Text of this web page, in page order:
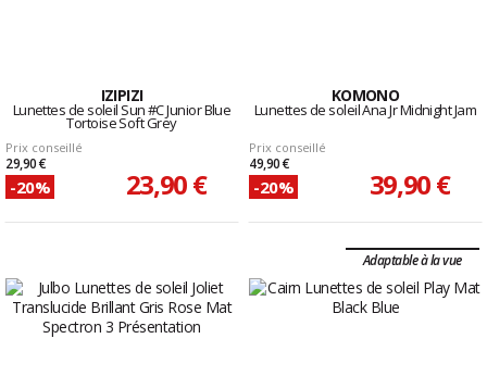
IZIPIZI
Lunettes de soleil Sun #C Junior Blue
Tortoise Soft Grey
Prix conseillé
29,90 €
-20% 23,90 €
KOMONO
Lunettes de soleil Ana Jr Midnight Jam
Prix conseillé
49,90 €
-20% 39,90 €
Adaptable à la vue